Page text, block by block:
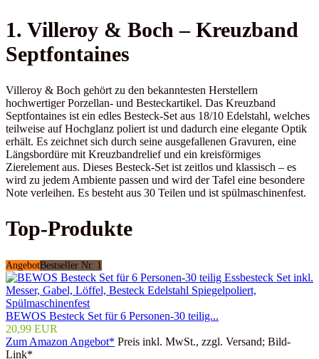
1. Villeroy & Boch – Kreuzband
Septfontaines
Villeroy & Boch gehört zu den bekanntesten Herstellern
hochwertiger Porzellan- und Besteckartikel. Das Kreuzband
Septfontaines ist ein edles Besteck-Set aus 18/10 Edelstahl, welches
teilweise auf Hochglanz poliert ist und dadurch eine elegante Optik
erhält. Es zeichnet sich durch seine ausgefallenen Gravuren, eine
Längsbordüre mit Kreuzbandrelief und ein kreisförmiges
Zierelement aus. Dieses Besteck-Set ist zeitlos und klassisch – es
wird zu jedem Ambiente passen und wird der Tafel eine besondere
Note verleihen. Es besteht aus 30 Teilen und ist spülmaschinenfest.
Top-Produkte
AngebotBestseller Nr. 1
BEWOS Besteck Set für 6 Personen-30 teilig...
20,99 EUR
Zum Amazon Angebot* Preis inkl. MwSt., zzgl. Versand; Bild-
Link*